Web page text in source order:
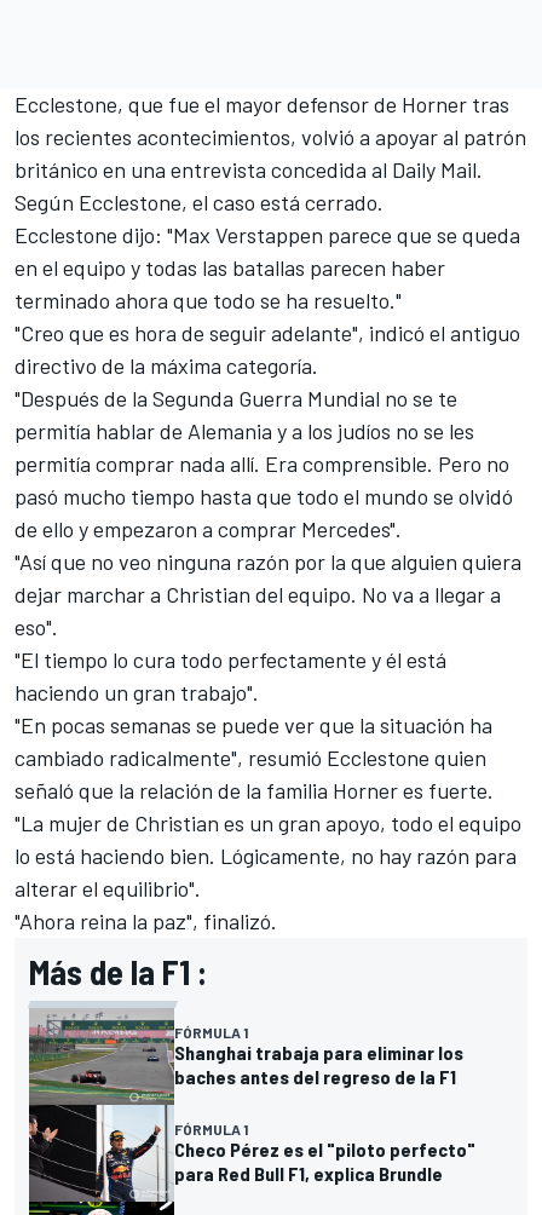
Ecclestone, que fue el mayor defensor de Horner tras
los recientes acontecimientos, volvió a apoyar al patrón
británico en una entrevista concedida al Daily Mail.
Según Ecclestone, el caso está cerrado.
Ecclestone dijo: "Max Verstappen parece que se queda
en el equipo y todas las batallas parecen haber
terminado ahora que todo se ha resuelto."
"Creo que es hora de seguir adelante", indicó el antiguo
directivo de la máxima categoría.
"Después de la Segunda Guerra Mundial no se te
permitía hablar de Alemania y a los judíos no se les
permitía comprar nada allí. Era comprensible. Pero no
pasó mucho tiempo hasta que todo el mundo se olvidó
de ello y empezaron a comprar Mercedes".
"Así que no veo ninguna razón por la que alguien quiera
dejar marchar a Christian del equipo. No va a llegar a
eso".
"El tiempo lo cura todo perfectamente y él está
haciendo un gran trabajo".
"En pocas semanas se puede ver que la situación ha
cambiado radicalmente", resumió Ecclestone quien
señaló que la relación de la familia Horner es fuerte.
"La mujer de Christian es un gran apoyo, todo el equipo
lo está haciendo bien. Lógicamente, no hay razón para
alterar el equilibrio".
"Ahora reina la paz", finalizó.
Más de la F1 :
FÓRMULA 1
Shanghai trabaja para eliminar los
baches antes del regreso de la F1
FÓRMULA 1
Checo Pérez es el "piloto perfecto"
para Red Bull F1, explica Brundle